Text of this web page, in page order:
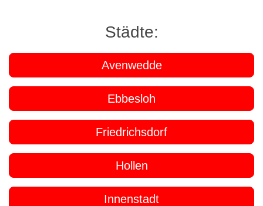
Städte:
Avenwedde
Ebbesloh
Friedrichsdorf
Hollen
Innenstadt